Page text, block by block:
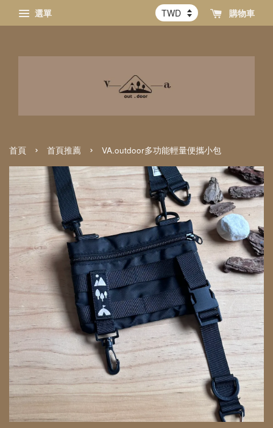
選單 購物車
首頁 › 首頁推薦 › VA.outdoor多功能輕量便攜小包